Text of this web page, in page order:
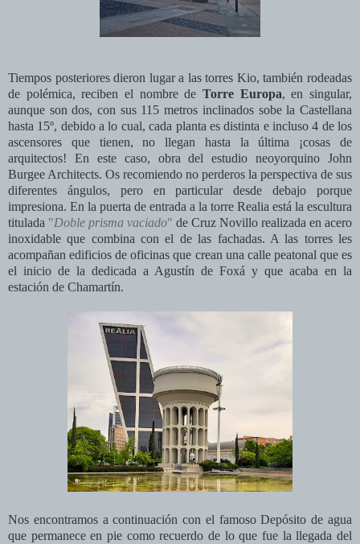
Tiempos posteriores dieron lugar a las torres Kio, también rodeadas
de polémica, reciben el nombre de Torre Europa, en singular,
aunque son dos, con sus 115 metros inclinados sobe la Castellana
hasta 15º, debido a lo cual, cada planta es distinta e incluso 4 de los
ascensores que tienen, no llegan hasta la última ¡cosas de
arquitectos! En este caso, obra del estudio neoyorquino John
Burgee Architects. Os recomiendo no perderos la perspectiva de sus
diferentes ángulos, pero en particular desde debajo porque
impresiona. En la puerta de entrada a la torre Realia está la escultura
titulada "Doble prisma vaciado" de Cruz Novillo realizada en acero
inoxidable que combina con el de las fachadas. A las torres les
acompañan edificios de oficinas que crean una calle peatonal que es
el inicio de la dedicada a Agustín de Foxá y que acaba en la
estación de Chamartín.
Nos encontramos a continuación con el famoso Depósito de agua
que permanece en pie como recuerdo de lo que fue la llegada del